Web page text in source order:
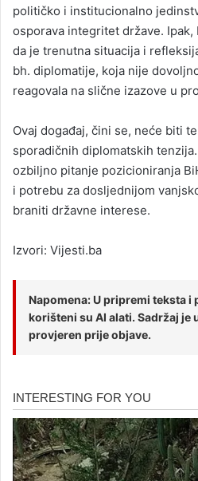
političko i institucionalno
osporava integritet države.
da je trenutna situacija i
bh. diplomatije, koja nije
reagovala na slične izazove u
Ovaj događaj, čini se, neće biti
sporadičnih diplomatskih
ozbiljno pitanje pozicioniranja
i potrebu za dosljednijom
braniti državne interese.
Izvori: Vijesti.ba
Napomena: U pripremi teksta
korišteni su AI alati. Sadržaj je
provjeren prije objave.